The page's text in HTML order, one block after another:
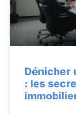
Dénicher
: les